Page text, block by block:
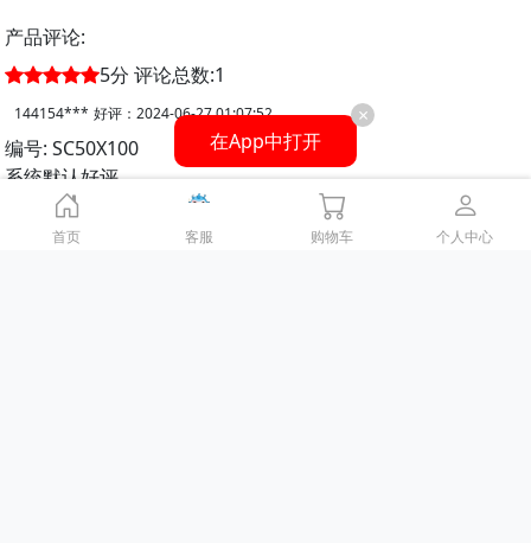
产品评论:
5分 评论总数:1
144154*** 好评： 2024-06-27 01:07:52
编号: SC50X100
系统默认好评
常见问题(FAQ)
首页 客服 购物车 个人中心
在App中打开
×